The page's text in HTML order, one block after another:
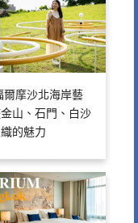
摩沙北海岸藝
山、石門、白沙
的魅力